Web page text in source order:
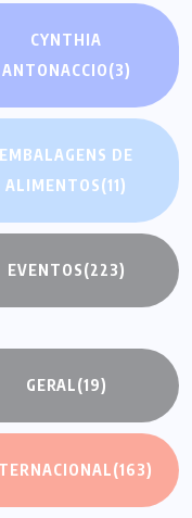
CYNTHIA
ANTONACCIO(3)
EMBALAGENS DE
ALIMENTOS(11)
EVENTOS(223)
GERAL(19)
(163)